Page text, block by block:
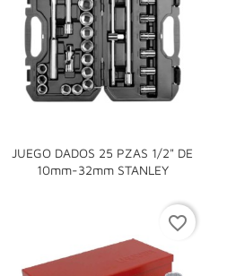
JUEGO DADOS 25 PZAS 1/2" DE
10mm-32mm STANLEY

favorite_border